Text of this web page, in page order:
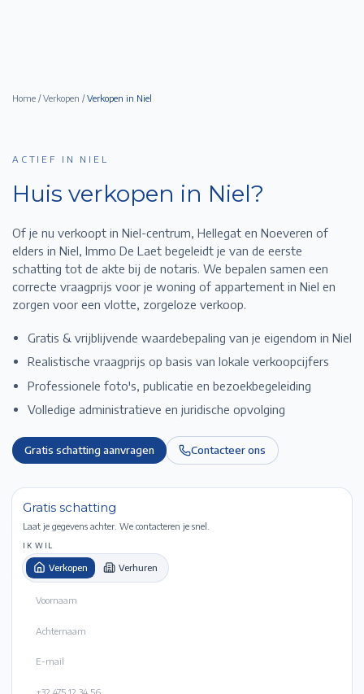
Home / Verkopen /Verkopen in Niel
ACTIEF IN NIEL
Huis verkopen in Niel?
Of je nu verkoopt in Niel-centrum, Hellegat en Noeveren of
elders in Niel, Immo De Laet begeleidt je van de eerste
schatting tot de akte bij de notaris. We bepalen samen een
correcte vraagprijs voor je woning of appartement in Niel en
zorgen voor een vlotte, zorgeloze verkoop.
Gratis & vrijblijvende waardebepaling van je eigendom in Niel
Realistische vraagprijs op basis van lokale verkoopcijfers
Professionele foto's, publicatie en bezoekbegeleiding
Volledige administratieve en juridische opvolging
Gratis schatting aanvragen Contacteer ons
Gratis schatting
Laat je gegevens achter. We contacteren je snel.
IK WIL
Verkopen Verhuren